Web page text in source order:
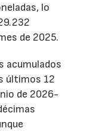
lo
de 2025.
acumulados
últimos 12
de 2026-